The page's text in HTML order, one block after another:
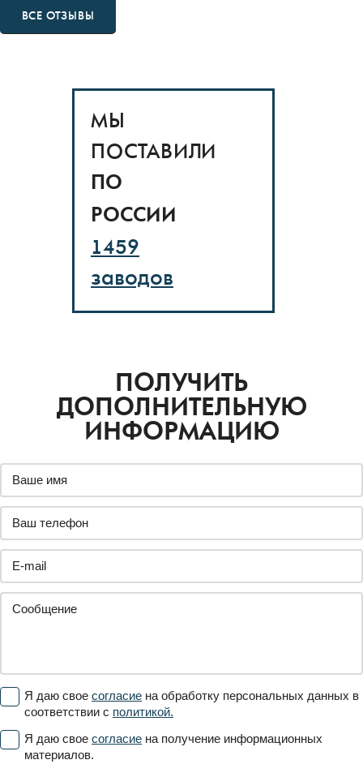
ВСЕ ОТЗЫВЫ
МЫ
ПОСТАВИЛИ
ПО
РОССИИ
1459
заводов
ПОЛУЧИТЬ
ДОПОЛНИТЕЛЬНУЮ
ИНФОРМАЦИЮ
Я даю свое согласие на обработку персональных данных в
соответствии с политикой.
Я даю свое согласие на получение информационных
материалов.